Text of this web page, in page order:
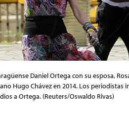
Daniel Ortega con su esposa,
Hugo Chávez en 2014. Los
a Ortega. (Reuters/Oswaldo Rivas)